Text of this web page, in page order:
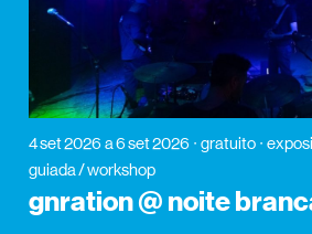
4 set 2026 a 6 set 2026 gratuito
guiada / workshop
gnration @ noite